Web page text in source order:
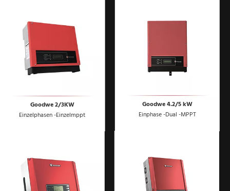
Goodwe 2/3KW
Einzelphasen -Einzelmppt
Goodwe 4.2/5 kW
Einphase -Dual -MPPT